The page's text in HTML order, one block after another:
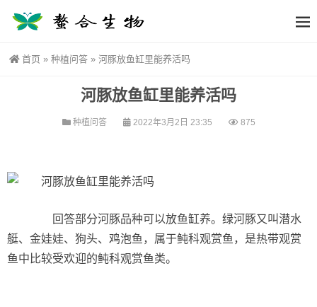
首页 » 种植问答 » 河豚放鱼缸里能养活吗
河豚放鱼缸里能养活吗
种植问答 2022年3月2日 23:35 875
回答部分河豚品种可以放鱼缸养。绿河豚又叫潜水
艇、金娃娃、狗头、鸡泡鱼，属于鲀科观赏鱼，是热带观赏
鱼中比较受欢迎的鲀科观赏鱼类。